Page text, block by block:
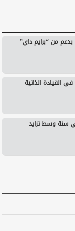
بدعم من “برايم داي”
القيادة الذاتية
سنة وسط تزايد